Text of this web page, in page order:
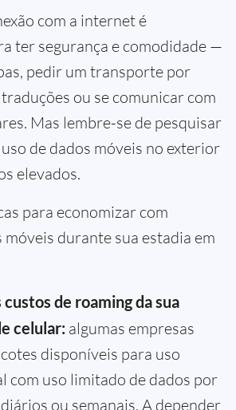
com a internet é
ter segurança e comodidade —
pedir um transporte por
ou se comunicar com
Mas lembre-se de pesquisar
de dados móveis no exterior
elevados.
para economizar com
durante sua estadia em
de roaming da sua
celular: algumas empresas
disponíveis para uso
com uso limitado de dados por
ou semanais. A depender